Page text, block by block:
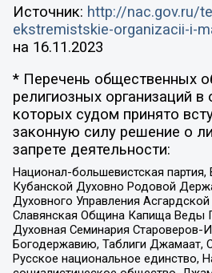
Источник: http://nac.gov.ru/
ekstremistskie-organizacii-i-
на 16.11.2023
* Перечень общественных
религиозных организаций в
которых судом принято
законную силу решение о
запрете деятельности:
Национал-большевистская
Кубанской Духовно Родовой
Духовного Управления
Славянская Община Капища Веды
Духовная Семинария Староверов-
Богодержавию, Таблиги Джамаат,
Русское национальное единство,